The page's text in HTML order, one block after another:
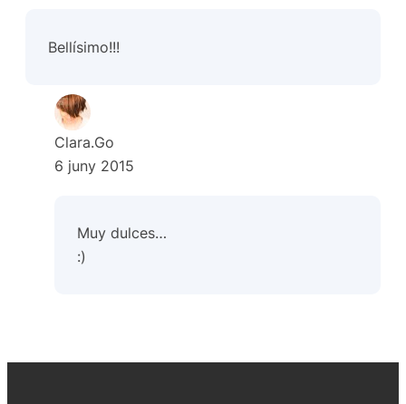
Bellísimo!!!
Clara.Go
6 juny 2015
Muy dulces…
:)